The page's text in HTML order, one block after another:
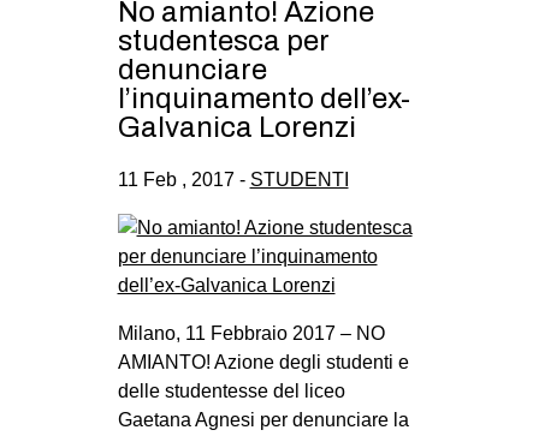
No amianto! Azione
studentesca per
denunciare
l’inquinamento dell’ex-
Galvanica Lorenzi
11 Feb , 2017 - STUDENTI
Milano, 11 Febbraio 2017 – NO
AMIANTO! Azione degli studenti e
delle studentesse del liceo
Gaetana Agnesi per denunciare la